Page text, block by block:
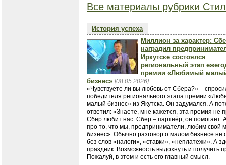
Все материалы рубрики
История успеха
Миллион за характер:
наградил
Иркутске состоялся
региональный этап
премии «Любимый
бизнес» [08.05.2026]
«Чувствуете ли вы любовь от Сбера?» –
победителя регионального этапа премии
малый бизнес» из Якутска. Он задумался. А
ответил: «Знаете, мне кажется, эта премия не
Сбер любит нас. Сбер – партнёр, он помогает.
про то, что мы, предприниматели, любим свой
бизнес». Обычно разговор о малом бизнесе не
без слов «налоги», «ставки», «неплатежи». А
праздник. Возможность выдохнуть и получить
Пожалуй, в этом и есть его главный смысл.